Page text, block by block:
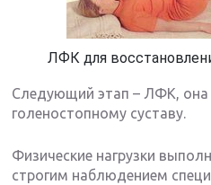
ЛФК для
Следующий этап – ЛФК, она
голеностопному суставу.
Физические нагрузки
строгим наблюдением